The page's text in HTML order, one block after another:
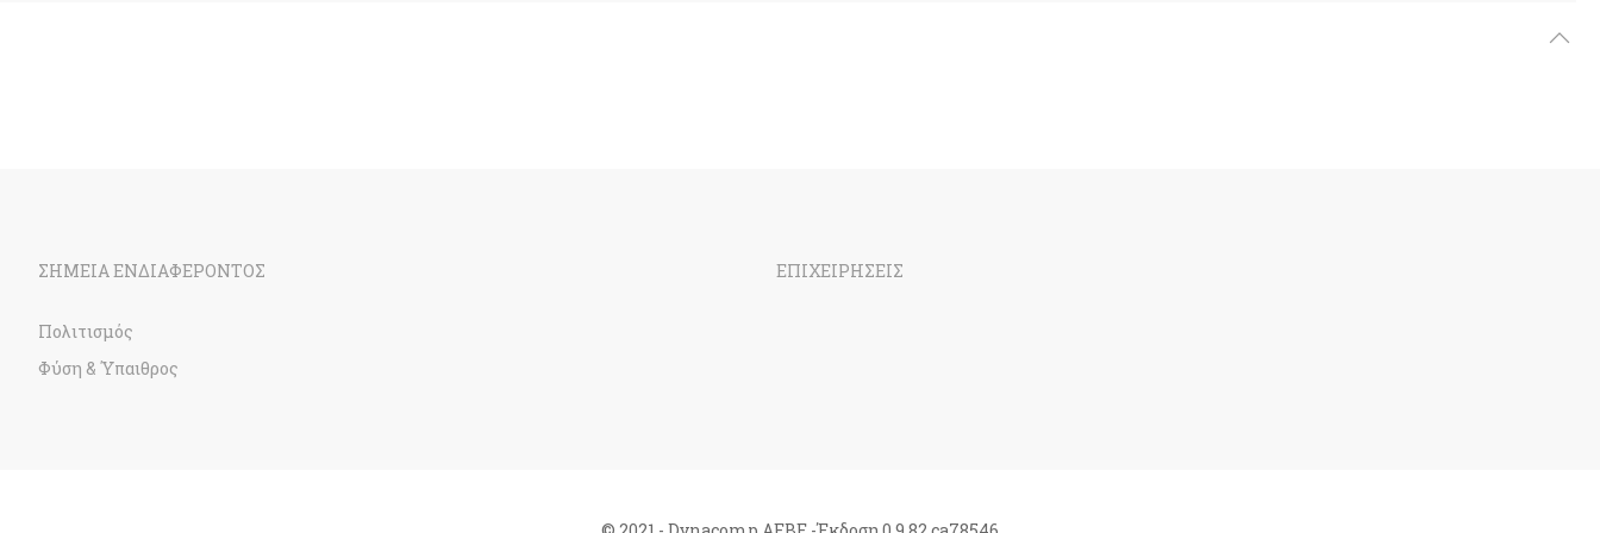
ΣΗΜΕΙΑ ΕΝΔΙΑΦΕΡΟΝΤΟΣ
Πολιτισμός
Φύση & Ύπαιθρος
ΕΠΙΧΕΙΡΗΣΕΙΣ